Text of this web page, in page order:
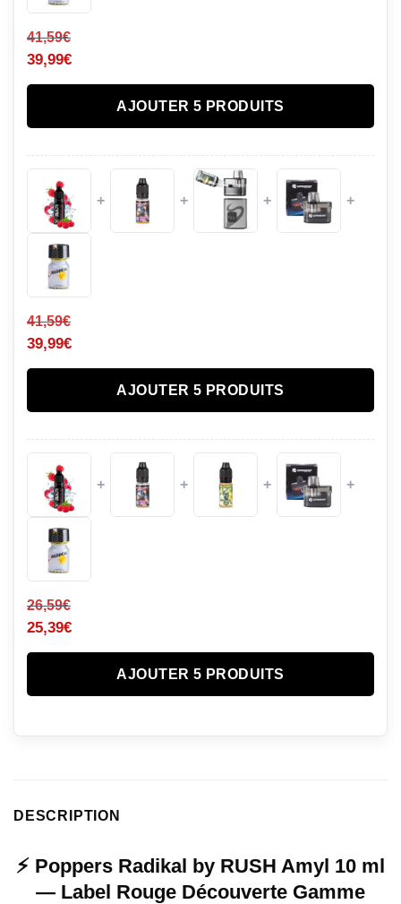
41,59€
39,99€
AJOUTER 5 PRODUITS
+ + + +
41,59€
39,99€
AJOUTER 5 PRODUITS
+ + + +
26,59€
25,39€
AJOUTER 5 PRODUITS
DESCRIPTION
⚡ Poppers Radikal by RUSH Amyl 10 ml
— Label Rouge Découverte Gamme